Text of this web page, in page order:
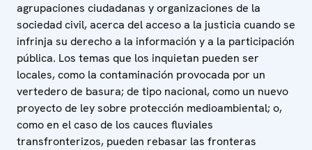
agrupaciones ciudadanas y organizaciones de la
sociedad civil, acerca del acceso a la justicia cuando se
infrinja su derecho a la información y a la participación
pública. Los temas que los inquietan pueden ser
locales, como la contaminación provocada por un
vertedero de basura; de tipo nacional, como un nuevo
proyecto de ley sobre protección medioambiental; o,
como en el caso de los cauces fluviales
transfronterizos, pueden rebasar las fronteras